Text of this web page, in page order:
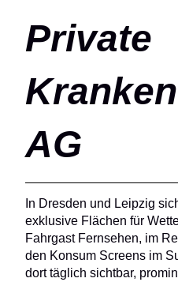
Private
AG
In Dresden und Leipzig
exklusive Flächen für
Fahrgast Fernsehen, im
den Konsum Screens im
dort täglich sichtbar,